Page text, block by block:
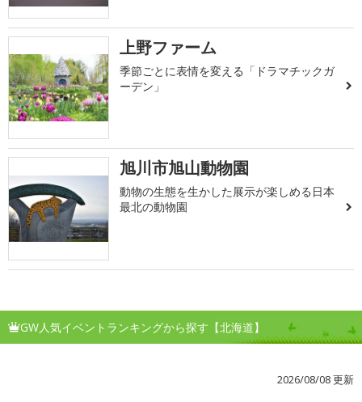
上野ファーム
季節ごとに表情を変える「ドラマチックガ
ーデン」
旭川市旭山動物園
動物の生態を生かした展示が楽しめる日本
最北の動物園
GW人気イベントランキングから探す【北海道】
2026/08/08 更新